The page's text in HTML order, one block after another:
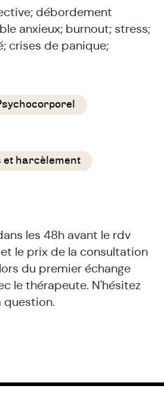
débordement
anxieux; burnout; stress;
crises de panique;
et harcèlement
les 48h avant le rdv
le prix de la consultation
du premier échange
le thérapeute. N'hésitez
question.